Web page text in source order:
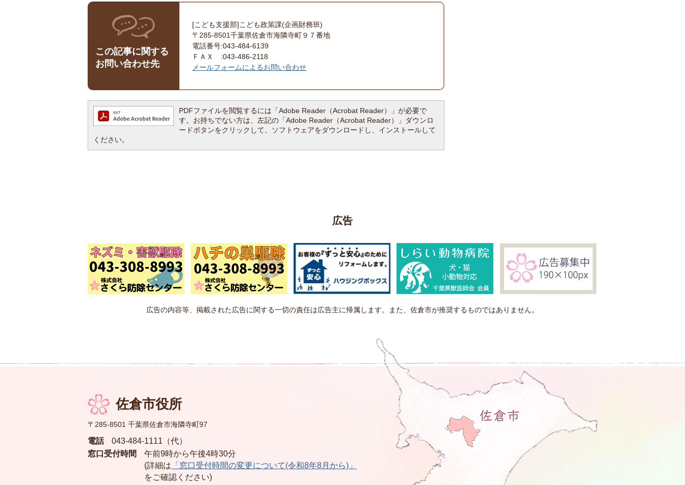
この記事に関する
お問い合わせ先
[こども支援部]こども政策課(企画財務班)
〒285-8501千葉県佐倉市海隣寺町９７番地
電話番号:043-484-6139
ＦＡＸ :043-486-2118
メールフォームによるお問い合わせ
PDFファイルを閲覧するには「Adobe Reader（Acrobat Reader）」が必要で
す。お持ちでない方は、左記の「Adobe Reader（Acrobat Reader）」ダウンロ
ードボタンをクリックして、ソフトウェアをダウンロードし、インストールして
ください。
広告
広告の内容等、掲載された広告に関する一切の責任は広告主に帰属します。また、佐倉市が推奨するものではありません。
佐倉市役所
〒285-8501 千葉県佐倉市海隣寺町97
電話
043-484-1111（代）
窓口受付時間
午前9時から午後4時30分
(詳細は 「窓口受付時間の変更について(令和8年8月から)」
をご確認ください)